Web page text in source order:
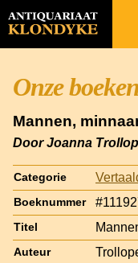
Onze
Mannen,
Door Joanna
Categorie
Boeknummer
Titel
Auteur